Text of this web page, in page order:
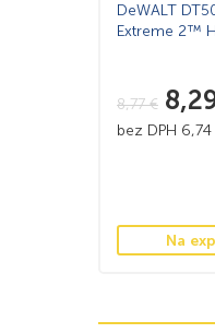
DeWALT
Extreme 2™
8,77€
bez DPH 6,74
Na